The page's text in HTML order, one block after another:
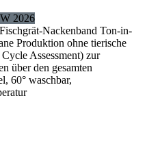
2026
Nackenband Ton-in-
Produktion ohne tierische
Assessment) zur
über den gesamten
60° waschbar,